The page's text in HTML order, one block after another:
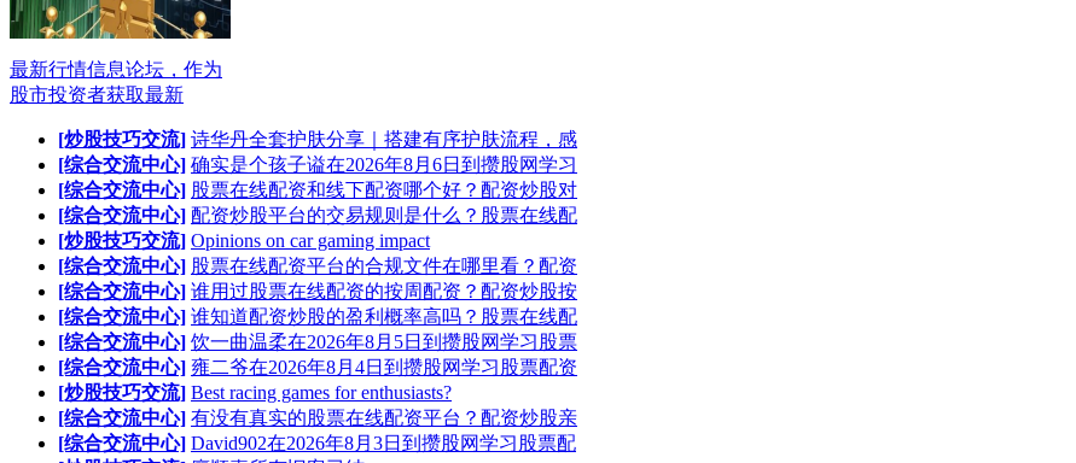
最新行情信息论坛，作为
股市投资者获取最新
[炒股技巧交流] 诗华丹全套护肤分享｜搭建有序护肤流程，感
[综合交流中心] 确实是个孩子谥在2026年8月6日到攒股网学习
[综合交流中心] 股票在线配资和线下配资哪个好？配资炒股对
[综合交流中心] 配资炒股平台的交易规则是什么？股票在线配
[炒股技巧交流] Opinions on car gaming impact
[综合交流中心] 股票在线配资平台的合规文件在哪里看？配资
[综合交流中心] 谁用过股票在线配资的按周配资？配资炒股按
[综合交流中心] 谁知道配资炒股的盈利概率高吗？股票在线配
[综合交流中心] 饮一曲温柔在2026年8月5日到攒股网学习股票
[综合交流中心] 雍二爷在2026年8月4日到攒股网学习股票配资
[炒股技巧交流] Best racing games for enthusiasts?
[综合交流中心] 有没有真实的股票在线配资平台？配资炒股亲
[综合交流中心] David902在2026年8月3日到攒股网学习股票配